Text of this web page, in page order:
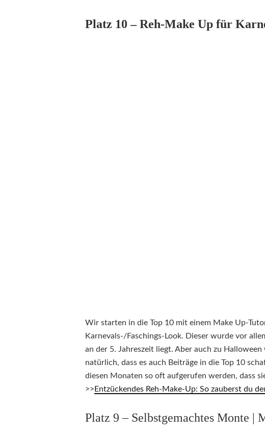
Platz 10 – Reh-Make Up für
Wir starten in die Top 10 mit einem Make Up-
Karnevals-/Faschings-Look. Dieser wurde vor
an der 5. Jahreszeit liegt. Aber auch zu
natürlich, dass es auch Beiträge in die Top 10
diesen Monaten so oft aufgerufen werden, dass
>> Entzückendes Reh-Make-Up: So zauberst du
Platz 9 – Selbstgemachtes Monte |